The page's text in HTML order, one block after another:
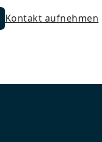
Kontakt aufnehmen